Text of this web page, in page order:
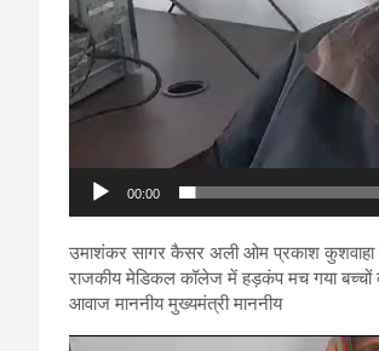
00:00
उमाशंकर सागर कैसर अली ओम प्रकाश कुशवाहा
राजकीय मेडिकल कॉलेज में हड़कंप मच गया बच्चों
आवाज माननीय मुख्यमंत्री माननीय
Video